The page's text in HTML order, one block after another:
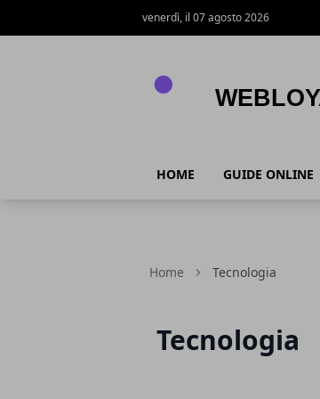
venerdì, il 07 agosto 2026
HOME GUIDE ONLINE
Home Tecnologia
Tecnologia